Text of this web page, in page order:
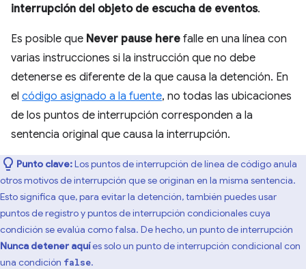
interrupción del objeto de escucha de eventos.
Es posible que Never pause here falle en una línea con
varias instrucciones si la instrucción que no debe
detenerse es diferente de la que causa la detención. En
el código asignado a la fuente, no todas las ubicaciones
de los puntos de interrupción corresponden a la
sentencia original que causa la interrupción.
Punto clave:Los puntos de interrupción de línea de código anula
otros motivos de interrupción que se originan en la misma sentencia.
Esto significa que, para evitar la detención, también puedes usar
puntos de registro y puntos de interrupción condicionales cuya
condición se evalúa como falsa. De hecho, un punto de interrupción
Nunca detener aquíes solo un punto de interrupción condicional con
una condición false.